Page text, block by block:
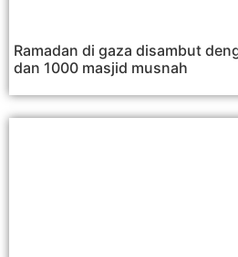
Ramadan di gaza disambut
dan 1000 masjid musnah